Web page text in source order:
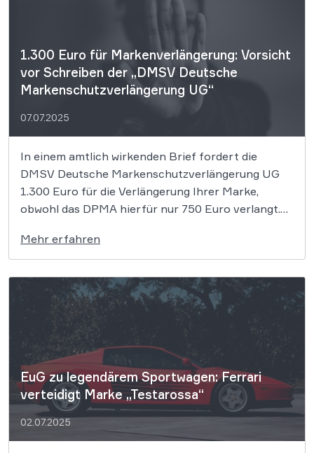
1.300 Euro für Markenverlängerung: Vorsicht
vor Schreiben der „DMSV Deutsche
Markenschutzverlängerung UG“
07.07.2025
In einem amtlich wirkenden Brief fordert die
DMSV Deutsche Markenschutzverlängerung UG
1.300 Euro für die Verlängerung Ihrer Marke,
obwohl das DPMA hierfür nur 750 Euro verlangt.
Mehrwert. Am besten reagieren Sie gar nicht auf
das Schreiben und erledigen die Verlängerung
direkt beim DPMA […]
Mehr erfahren
EuG zu legendärem Sportwagen: Ferrari
verteidigt Marke „Testarossa“
02.07.2025